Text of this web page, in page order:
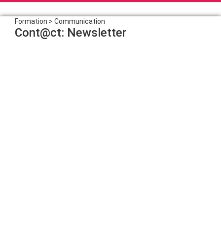
Formation > Communication
Cont@ct: Newsletter